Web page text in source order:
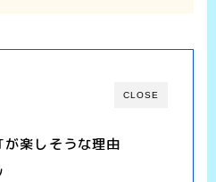
CLOSE
楽しそうな理由